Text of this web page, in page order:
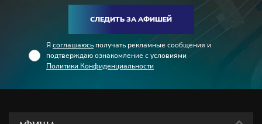
СЛЕДИТЬ ЗА АФИШЕЙ
Я соглашаюсь получать рекламные сообщения и
подтверждаю ознакомление с условиями
Политики Конфиденциальности